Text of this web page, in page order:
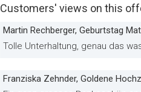
Customers' views on this
Martin Rechberger, Geburtstag
Tolle Unterhaltung, genau das
Franziska Zehnder, Goldene